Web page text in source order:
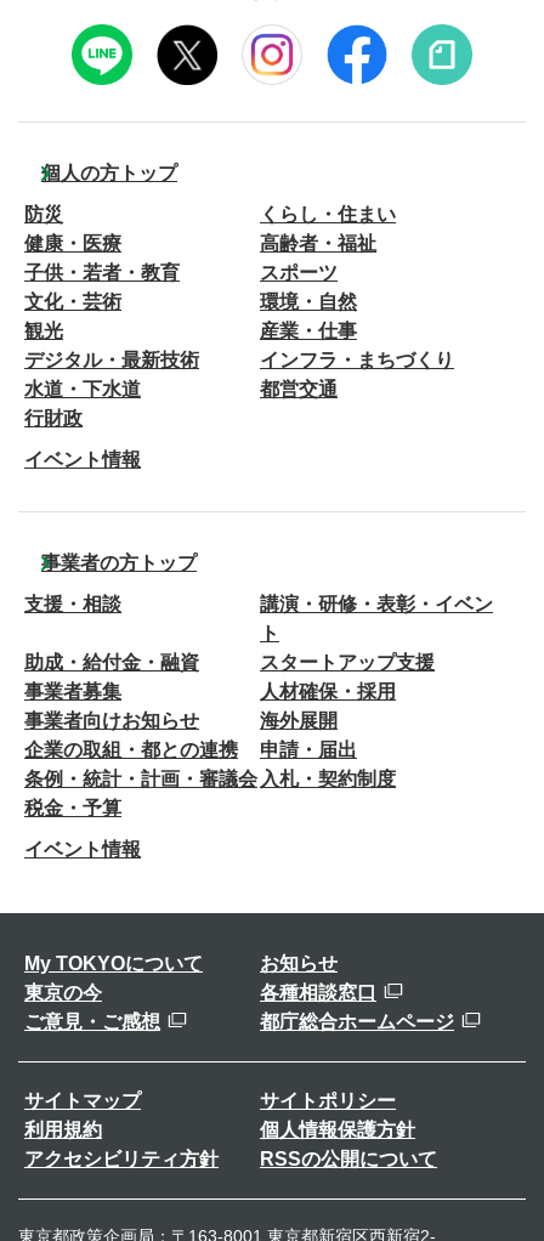
個人の方トップ
防災
くらし・住まい
健康・医療
高齢者・福祉
子供・若者・教育
スポーツ
文化・芸術
環境・自然
観光
産業・仕事
デジタル・最新技術
インフラ・まちづくり
水道・下水道
都営交通
行財政
イベント情報
事業者の方トップ
支援・相談
講演・研修・表彰・イベン
ト
助成・給付金・融資
スタートアップ支援
事業者募集
人材確保・採用
事業者向けお知らせ
海外展開
企業の取組・都との連携
申請・届出
条例・統計・計画・審議会 入札・契約制度
税金・予算
イベント情報
My TOKYOについて
お知らせ
東京の今
各種相談窓口
ご意見・ご感想
都庁総合ホームページ
サイトマップ
サイトポリシー
利用規約
個人情報保護方針
アクセシビリティ方針
RSSの公開について
東京都政策企画局：〒163-8001 東京都新宿区西新宿2-